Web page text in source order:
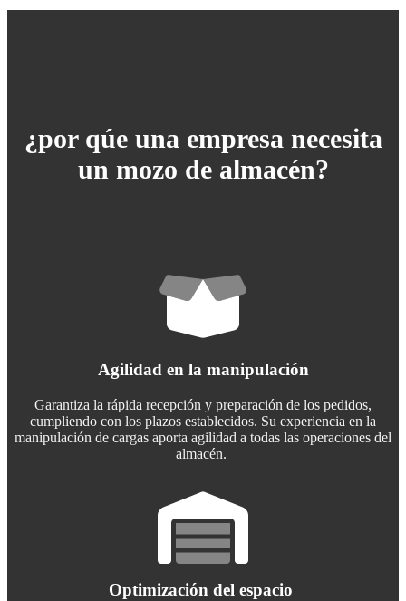
¿por qúe una empresa necesita
un mozo de almacén?
Agilidad en la manipulación
Garantiza la rápida recepción y preparación de los pedidos,
cumpliendo con los plazos establecidos. Su experiencia en la
manipulación de cargas aporta agilidad a todas las operaciones del
almacén.
Optimización del espacio